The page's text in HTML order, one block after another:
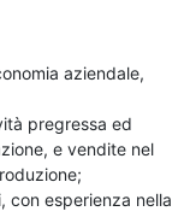
aziendale,
pregressa ed
e vendite nel
con esperienza nella